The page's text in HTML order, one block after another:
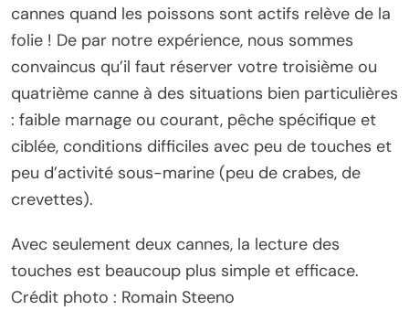
cannes quand les poissons sont actifs relève de la
folie ! De par notre expérience, nous sommes
convaincus qu’il faut réserver votre troisième ou
quatrième canne à des situations bien particulières
: faible marnage ou courant, pêche spécifique et
ciblée, conditions difficiles avec peu de touches et
peu d’activité sous-marine (peu de crabes, de
crevettes).
Avec seulement deux cannes, la lecture des
touches est beaucoup plus simple et efficace.
Crédit photo : Romain Steeno